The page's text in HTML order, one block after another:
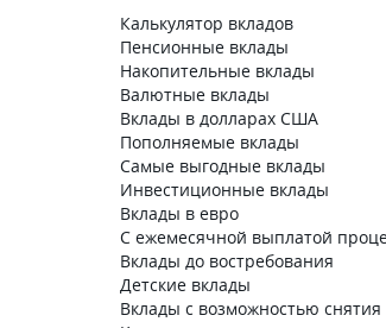
Калькулятор вкладов
Пенсионные вклады
Накопительные вклады
Валютные вклады
Вклады в долларах США
Пополняемые вклады
Самые выгодные вклады
Инвестиционные вклады
Вклады в евро
С ежемесячной выплатой
Вклады до востребования
Детские вклады
Вклады с возможностью снятия